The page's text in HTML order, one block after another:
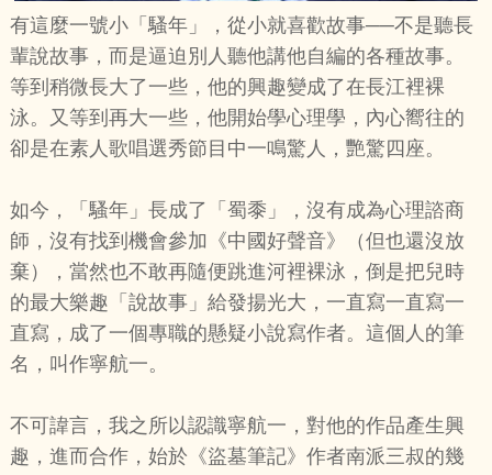
有這麼一號小「騷年」，從小就喜歡故事──不是聽長
輩說故事，而是逼迫別人聽他講他自編的各種故事。
等到稍微長大了一些，他的興趣變成了在長江裡裸
泳。又等到再大一些，他開始學心理學，內心嚮往的
卻是在素人歌唱選秀節目中一鳴驚人，艷驚四座。
如今，「騷年」長成了「蜀黍」，沒有成為心理諮商
師，沒有找到機會參加《中國好聲音》（但也還沒放
棄），當然也不敢再隨便跳進河裡裸泳，倒是把兒時
的最大樂趣「說故事」給發揚光大，一直寫一直寫一
直寫，成了一個專職的懸疑小說寫作者。這個人的筆
名，叫作寧航一。
不可諱言，我之所以認識寧航一，對他的作品產生興
趣，進而合作，始於《盜墓筆記》作者南派三叔的幾